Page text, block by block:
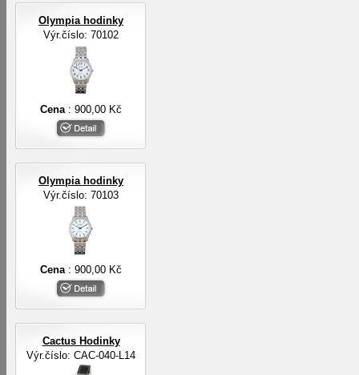
Olympia hodinky
Výr.číslo: 70102
Cena : 900,00 Kč
Olympia hodinky
Výr.číslo: 70103
Cena : 900,00 Kč
Cactus Hodinky
Výr.číslo: CAC-040-L14